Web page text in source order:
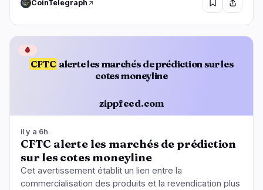
CoinTelegraph
CFTC alerte les marchés de prédiction sur les
cotes moneyline
zippfeed.com
🩸
il y a 6h
CFTC alerte les marchés de prédiction
sur les cotes moneyline
Cet avertissement établit un lien entre la
commercialisation des produits et la revendication plus